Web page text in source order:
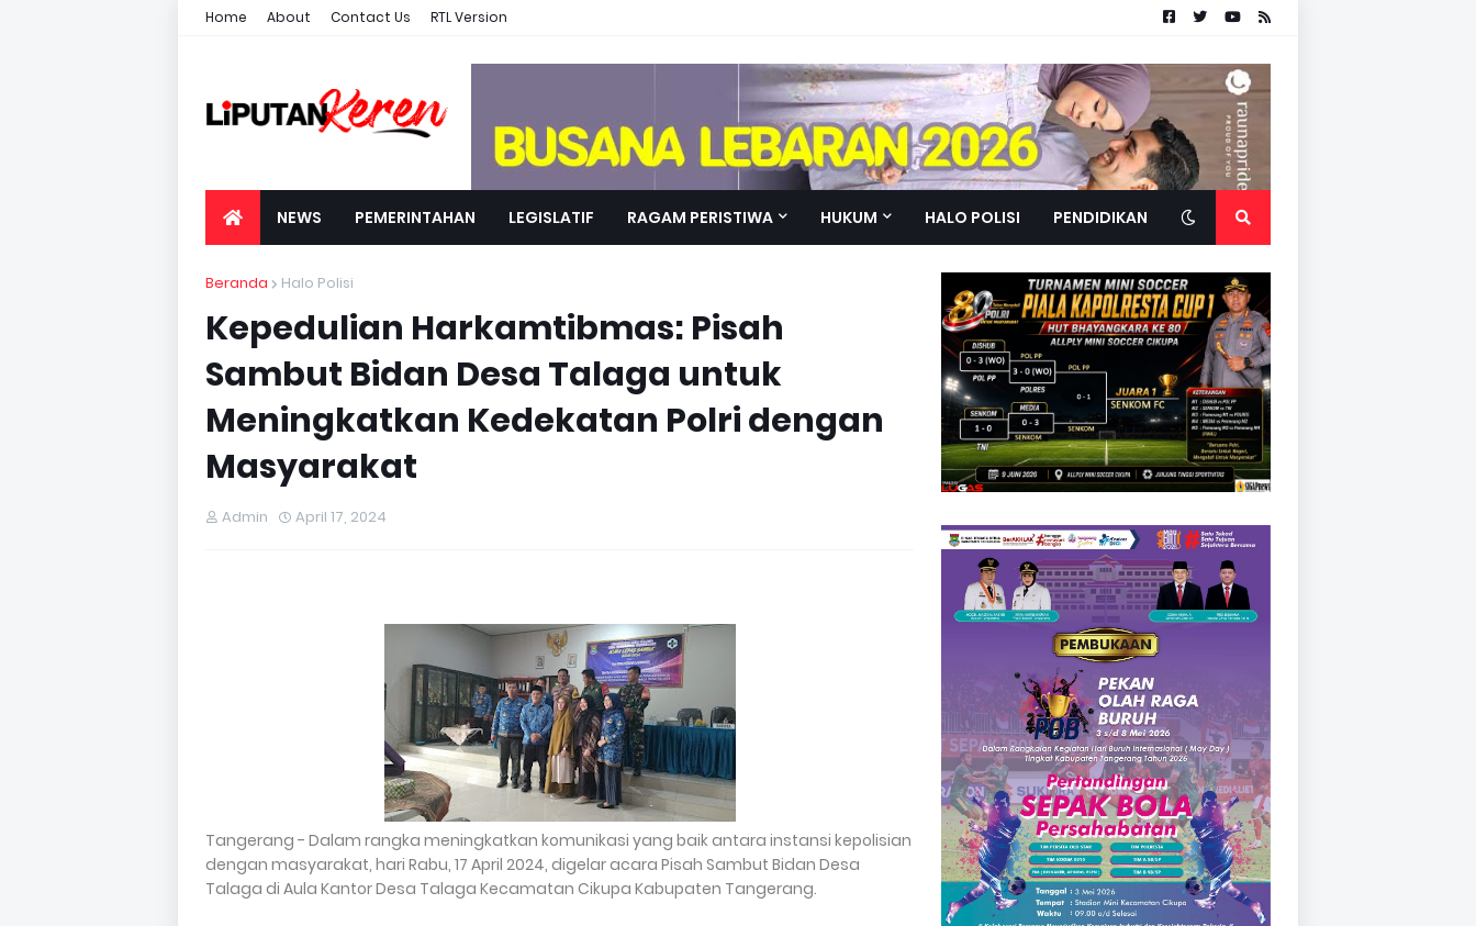
Home About Contact Us RTL Version
NEWS PEMERINTAHAN LEGISLATIF RAGAM PERISTIWA HUKUM HALO POLISI PENDIDIKAN
Beranda Halo Polisi
Kepedulian Harkamtibmas: Pisah
Sambut Bidan Desa Talaga untuk
Meningkatkan Kedekatan Polri dengan
Masyarakat
Admin April 17, 2024
Tangerang - Dalam rangka meningkatkan komunikasi yang baik antara instansi kepolisian
dengan masyarakat, hari Rabu, 17 April 2024, digelar acara Pisah Sambut Bidan Desa
Talaga di Aula Kantor Desa Talaga Kecamatan Cikupa Kabupaten Tangerang.